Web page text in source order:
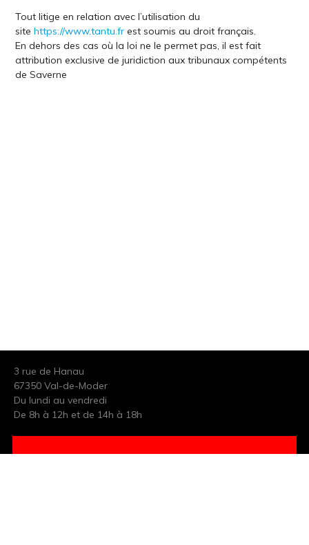
Tout litige en relation avec l’utilisation du
sitehttps://www.tantu.fr est soumis au droit français.
En dehors des cas où la loi ne le permet pas, il est fait
attribution exclusive de juridiction aux tribunaux compétents
de Saverne
3 rue de Hanau
67350 Val-de-Moder
Du lundi au vendredi
De 8h à 12h et de 14h à 18h